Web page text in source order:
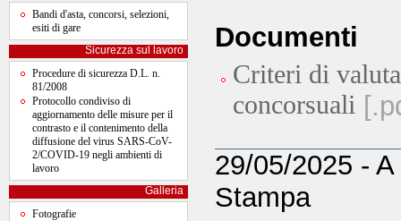
Bandi d'asta, concorsi, selezioni,
esiti di gare
Sicurezza sul lavoro
Procedure di sicurezza D.L. n.
81/2008
Protocollo condiviso di
aggiornamento delle misure per il
contrasto e il contenimento della
diffusione del virus SARS-CoV-
2/COVID-19 negli ambienti di
lavoro
Galleria
Fotografie
Documenti
Criteri di
concorsuali
29/05/2025 -
Stampa